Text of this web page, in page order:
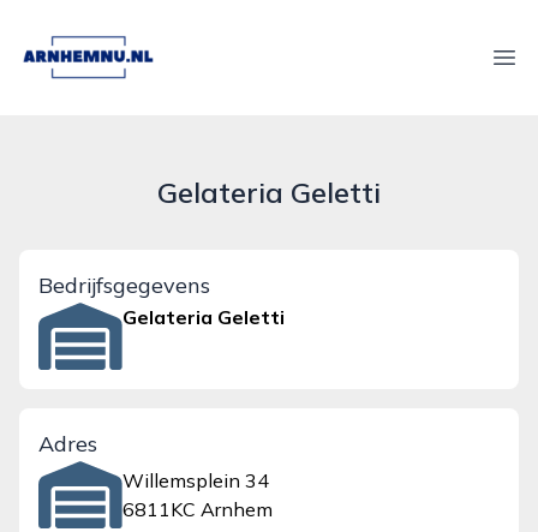
arnhemnu.nl
Gelateria Geletti
Bedrijfsgegevens
Gelateria Geletti
Adres
Willemsplein 34
6811KC Arnhem